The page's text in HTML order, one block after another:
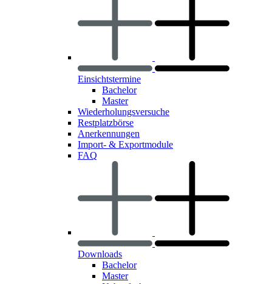
Einsichtstermine
Bachelor
Master
Wiederholungsversuche
Restplatzbörse
Anerkennungen
Import- & Exportmodule
FAQ
Downloads
Bachelor
Master